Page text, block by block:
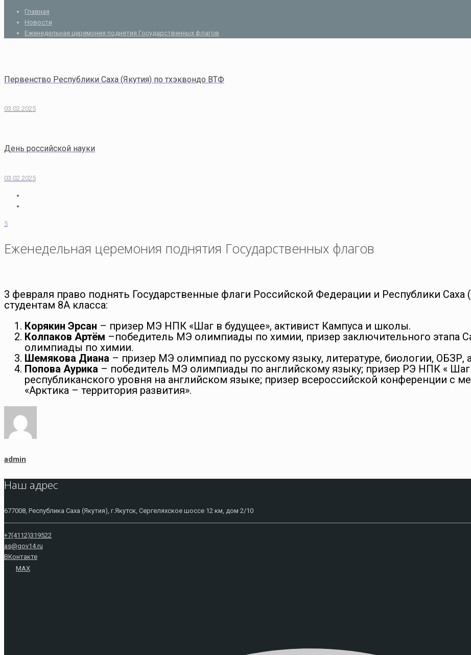
Главная
Новости
Еженедельная церемония поднятия Государственных флагов
Первенство Республики Саха (Якутия) по тхэквондо ВТФ
03.02.2025
День российской науки
03.02.2025
5
Еженедельная церемония поднятия Государственных флагов
3 февраля право поднять Государственные флаги Российской Федерации и Республики Саха
студентам 8А класса:
Корякин Эрсан – призер МЭ НПК «Шаг в будущее», активист Кампуса и школы.
Колпаков Артём –победитель МЭ олимпиады по химии, призер заключительного этапа
олимпиады по химии.
Шемякова Диана – призер МЭ олимпиад по русскому языку, литературе, биологии, ОБЗР,
Попова Аурика – победитель МЭ олимпиады по английскому языку; призер РЭ НПК « Шаг
республиканского уровня на английском языке; призер всероссийской конференции с
«Арктика – территория развития».
admin
Наш адрес
677008, Республика Саха (Якутия), г.Якутск, Сергеляхское шоссе 12 км, дом 2/10
+7(4112)319522
as@gov14.ru
ВКонтакте
MAX